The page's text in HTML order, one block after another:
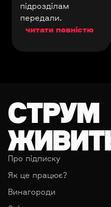
підрозділам
передали.
читати повністю
СТРУМ
Про підписку
Як це працює?
Винагороди